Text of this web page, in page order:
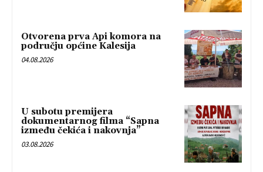
Otvorena prva Api komora na
području općine Kalesija
04.08.2026
U subotu premijera
dokumentarnog filma “Sapna
između čekića i nakovnja”
03.08.2026